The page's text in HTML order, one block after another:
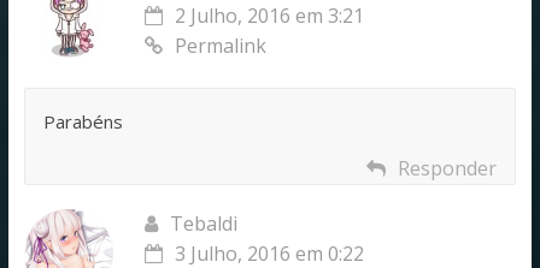
2 Julho, 2016 em 3:21
Permalink
Parabéns
Responder
Tebaldi
3 Julho, 2016 em 0:22